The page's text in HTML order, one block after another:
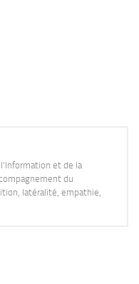
l'Information et de la
du
latéralité, empathie,